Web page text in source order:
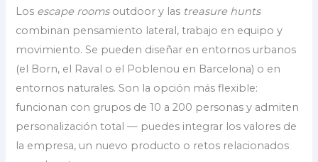
Los escape roomsoutdoor y las treasure hunts
combinan pensamiento lateral, trabajo en equipo y
movimiento. Se pueden diseñar en entornos urbanos
(el Born, el Raval o el Poblenou en Barcelona) o en
entornos naturales. Son la opción más flexible:
funcionan con grupos de 10 a 200 personas y admiten
personalización total — puedes integrar los valores de
la empresa, un nuevo producto o retos relacionados